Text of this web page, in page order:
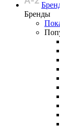
Бренды